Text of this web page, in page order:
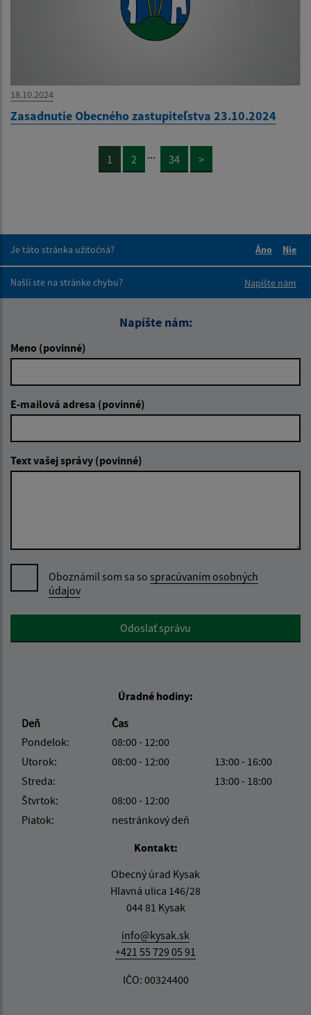
18.10.2024
Zasadnutie Obecného zastupiteľstva 23.10.2024
1 2 ... 34 >
Je táto stránka užitočná?
Áno
Nie
Našli ste na stránke chybu?
Napíšte nám
Napíšte nám:
Meno (povinné)
E-mailová adresa (povinné)
Text vašej správy (povinné)
Oboznámil som sa so spracúvaním osobných
údajov
Google reCaptcha ResponseOdoslať správu
Úradné hodiny:
Deň
Čas
Pondelok:
08:00 - 12:00
Utorok:
08:00 - 12:00
13:00 - 16:00
Streda:
13:00 - 18:00
Štvrtok:
08:00 - 12:00
Piatok:
nestránkový deň
Kontakt:
Obecný úrad Kysak
Hlavná ulica 146/28
044 81 Kysak
info@kysak.sk
+421 55 729 05 91
IČO: 00324400